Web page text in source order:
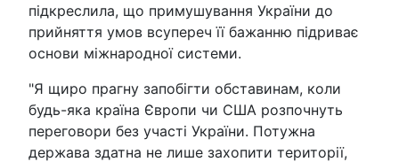
підкреслила, що примушування України до
прийняття умов всупереч її бажанню підриває
основи міжнародної системи.
"Я щиро прагну запобігти обставинам, коли
будь-яка країна Європи чи США розпочнуть
переговори без участі України. Потужна
держава здатна не лише захопити території,